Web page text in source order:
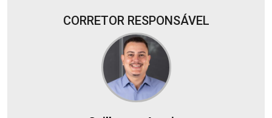
07
08:00
CORRETOR RESPONSÁVEL